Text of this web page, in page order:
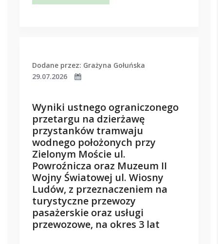
Dodane przez: Grażyna Gołuńska
29.07.2026
Wyniki ustnego ograniczonego
przetargu na dzierżawę
przystanków tramwaju
wodnego położonych przy
Zielonym Moście ul.
Powroźnicza oraz Muzeum II
Wojny Światowej ul. Wiosny
Ludów, z przeznaczeniem na
turystyczne przewozy
pasażerskie oraz usługi
przewozowe, na okres 3 lat